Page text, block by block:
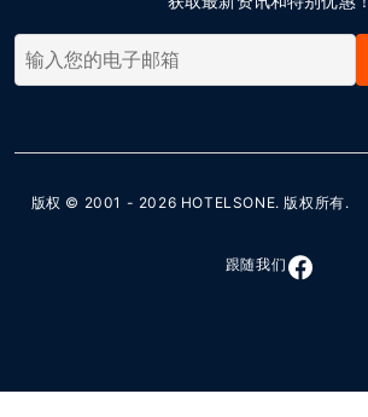
版权 © 2001 - 2026 HOTELSONE. 版权所有.
跟随我们